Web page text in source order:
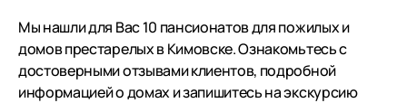
Мы нашли для Вас 10 пансионатов для пожилых и
домов престарелых в Кимовске. Ознакомьтесь с
достоверными отзывами клиентов, подробной
информацией о домах и запишитесь на экскурсию